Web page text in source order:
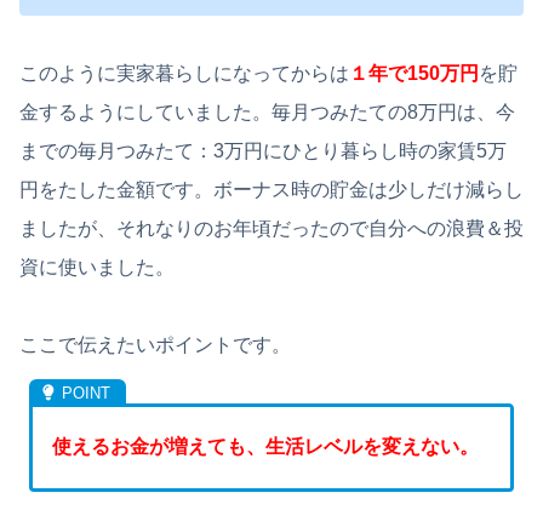
このように実家暮らしになってからは １年で150万円 を貯
金するようにしていました。毎月つみたての8万円は、今
までの毎月つみたて：3万円にひとり暮らし時の家賃5万
円をたした金額です。ボーナス時の貯金は少しだけ減らし
ましたが、それなりのお年頃だったので自分への浪費＆投
資に使いました。
ここで伝えたいポイントです。
使えるお金が増えても、生活レベルを変えない。